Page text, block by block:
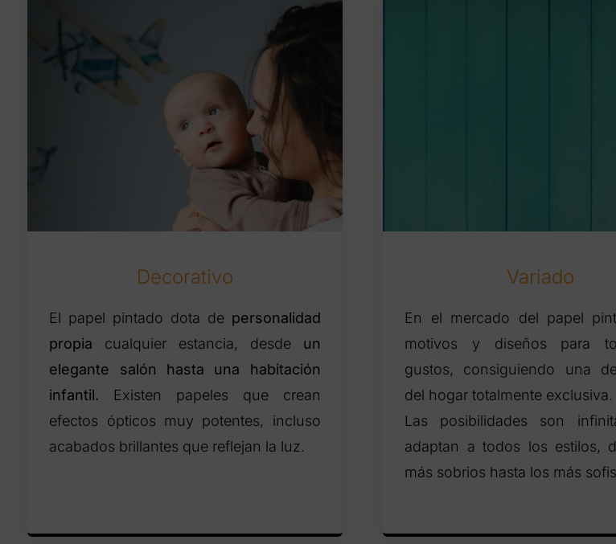
Decorativo
El papel pintado dota de personalidad
propia cualquier estancia, desde un
elegante salón hasta una habitación
infantil. Existen papeles que crean
efectos ópticos muy potentes, incluso
acabados brillantes que reflejan la luz.
Variado
En el mercado del papel
motivos y diseños para
gustos, consiguiendo una
del hogar totalmente exclusiva.
Las posibilidades son
adaptan a todos los estilos,
más sobrios hasta los más